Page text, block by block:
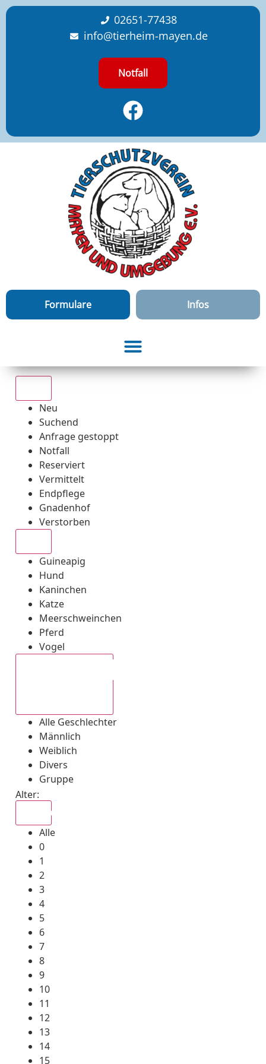
content
02651-77438
info@tierheim-mayen.de
Notfall
Formulare Infos
Neu
Suchend
Anfrage gestoppt
Notfall
Reserviert
Vermittelt
Endpflege
Gnadenhof
Verstorben
Guineapig
Hund
Kaninchen
Katze
Meerschweinchen
Pferd
Vogel
Alle Geschlechter
Männlich
Weiblich
Divers
Gruppe
Alter:
Alle
0
1
2
3
4
5
6
7
8
9
10
11
12
13
14
15